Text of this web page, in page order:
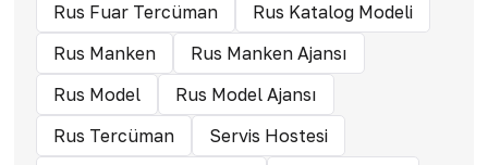
Rus Fuar Tercüman
Rus Katalog Modeli
Rus Manken
Rus Manken Ajansı
Rus Model
Rus Model Ajansı
Rus Tercüman
Servis Hostesi